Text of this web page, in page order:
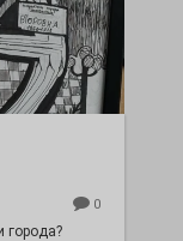
0
города?